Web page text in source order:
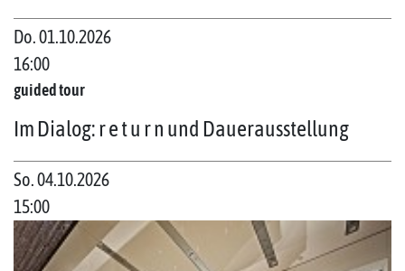
Do. 01.10.2026
16:00
guided tour
Im Dialog: r e t u r n und Dauerausstellung
So. 04.10.2026
15:00